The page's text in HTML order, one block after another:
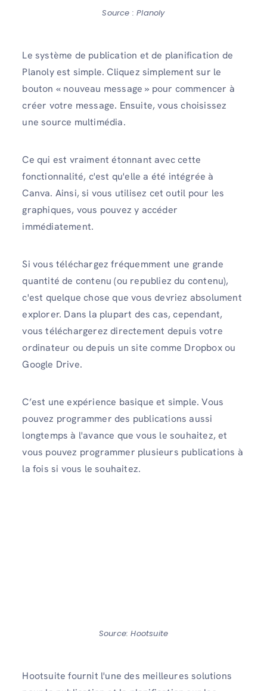
Source : Planoly
Le système de publication et de planification de
Planoly est simple. Cliquez simplement sur le
bouton « nouveau message » pour commencer à
créer votre message. Ensuite, vous choisissez
une source multimédia.
Ce qui est vraiment étonnant avec cette
fonctionnalité, c'est qu'elle a été intégrée à
Canva. Ainsi, si vous utilisez cet outil pour les
graphiques, vous pouvez y accéder
immédiatement.
Si vous téléchargez fréquemment une grande
quantité de contenu (ou republiez du contenu),
c'est quelque chose que vous devriez absolument
explorer. Dans la plupart des cas, cependant,
vous téléchargerez directement depuis votre
ordinateur ou depuis un site comme Dropbox ou
Google Drive.
C’est une expérience basique et simple. Vous
pouvez programmer des publications aussi
longtemps à l'avance que vous le souhaitez, et
vous pouvez programmer plusieurs publications à
la fois si vous le souhaitez.
Source: Hootsuite
Hootsuite fournit l'une des meilleures solutions